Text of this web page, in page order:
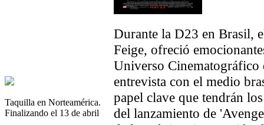
Taquilla en Norteamérica.
Finalizando el 13 de abril
Durante la D23 en Brasil,
Feige, ofreció
Universo
entrevista con el medio
papel clave que tendrán
del lanzamiento de